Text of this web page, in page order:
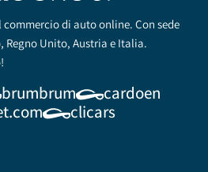
di auto online. Con sede
Regno Unito, Austria e Italia.
brumbrum
cardoen
clicars